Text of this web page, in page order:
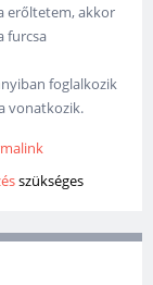
erőltetem, akkor
furcsa
foglalkozik
vonatkozik.
szükséges